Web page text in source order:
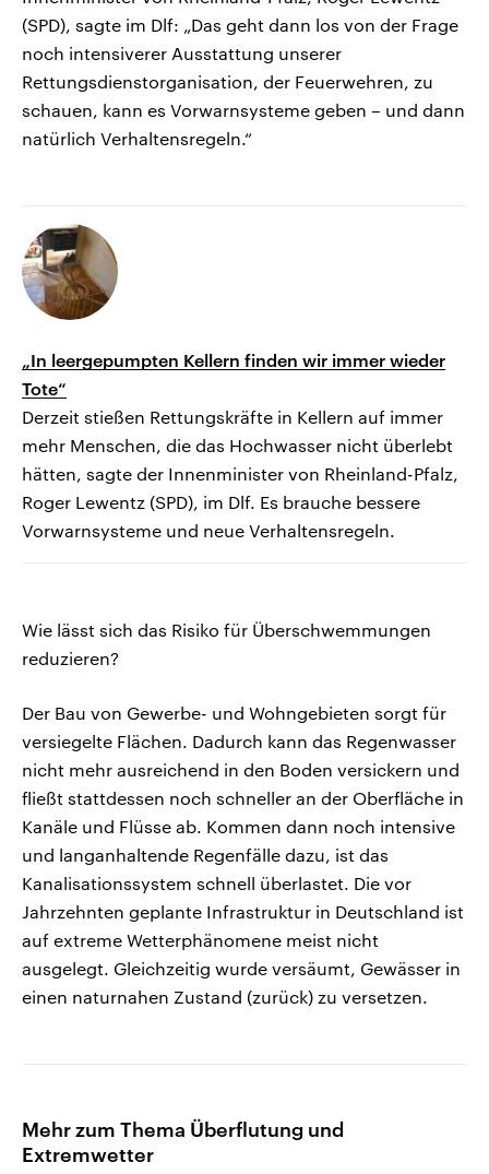
(SPD), sagte im Dlf: „Das geht dann los von der Frage
noch intensiverer Ausstattung unserer
Rettungsdienstorganisation, der Feuerwehren, zu
schauen, kann es Vorwarnsysteme geben – und dann
natürlich Verhaltensregeln.“
„In leergepumpten Kellern finden wir immer wieder
Tote“
Derzeit stießen Rettungskräfte in Kellern auf immer
mehr Menschen, die das Hochwasser nicht überlebt
hätten, sagte der Innenminister von Rheinland-Pfalz,
Roger Lewentz (SPD), im Dlf. Es brauche bessere
Vorwarnsysteme und neue Verhaltensregeln.
Wie lässt sich das Risiko für Überschwemmungen
reduzieren?
Der Bau von Gewerbe- und Wohngebieten sorgt für
versiegelte Flächen. Dadurch kann das Regenwasser
nicht mehr ausreichend in den Boden versickern und
fließt stattdessen noch schneller an der Oberfläche in
Kanäle und Flüsse ab. Kommen dann noch intensive
und langanhaltende Regenfälle dazu, ist das
Kanalisationssystem schnell überlastet. Die vor
Jahrzehnten geplante Infrastruktur in Deutschland ist
auf extreme Wetterphänomene meist nicht
ausgelegt. Gleichzeitig wurde versäumt, Gewässer in
einen naturnahen Zustand (zurück) zu versetzen.
Mehr zum Thema Überflutung und
Extremwetter